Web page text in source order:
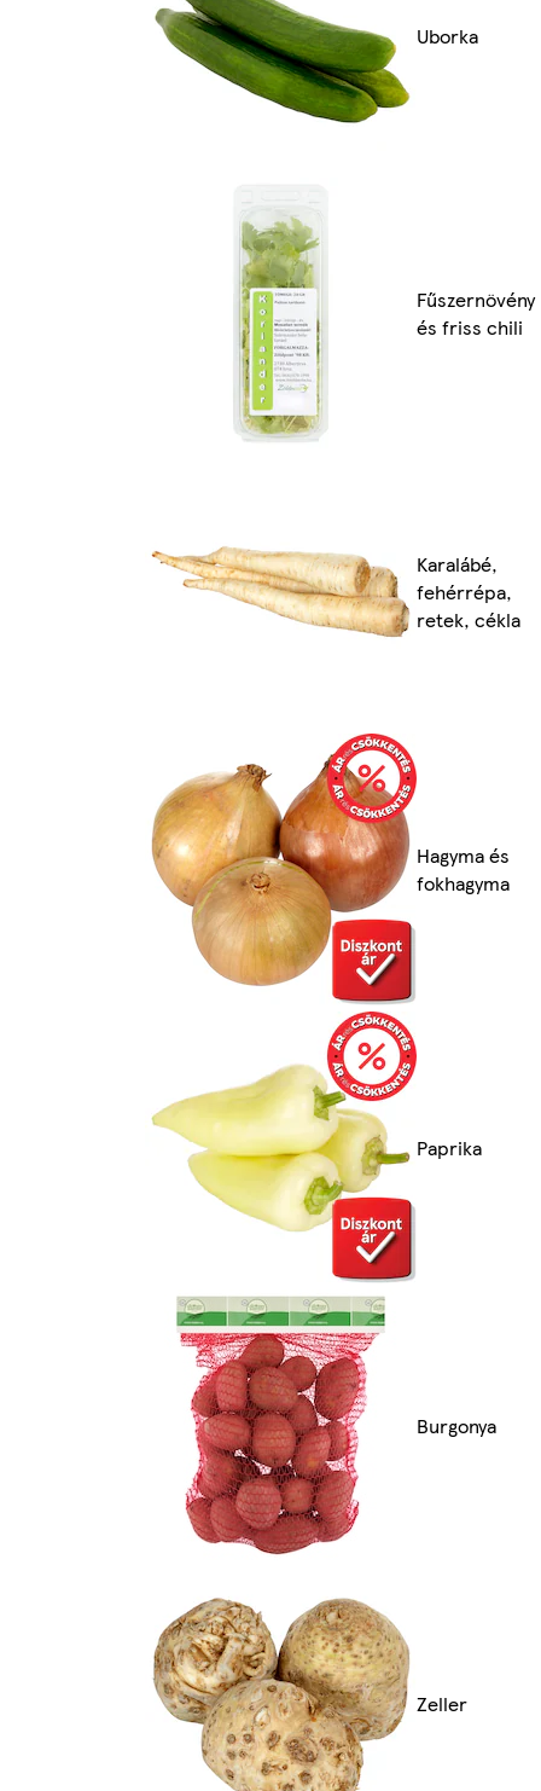
Uborka
Fűszernövény
és friss chili
Karalábé,
fehérrépa,
retek, cékla
Hagyma és
fokhagyma
Paprika
Burgonya
Zeller